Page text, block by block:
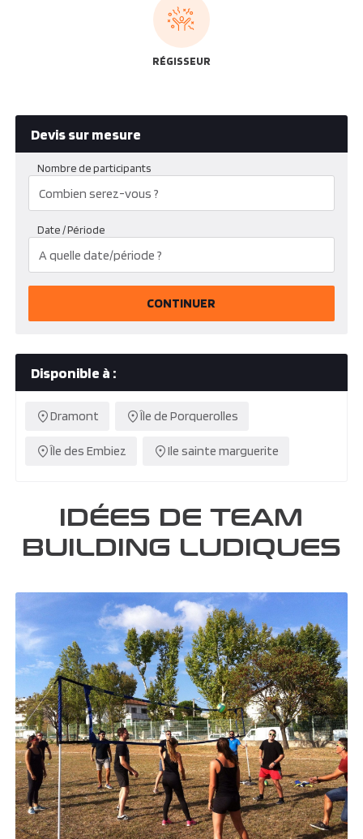
RÉGISSEUR
Devis sur mesure
Nombre de participants
Date / Période
CONTINUER
Disponible à :
Dramont Île de Porquerolles
Île des Embiez Ile sainte marguerite
IDÉES DE TEAM
BUILDING LUDIQUES